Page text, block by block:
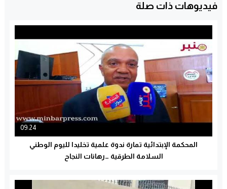
فيديوهات ذات صلة
09:24
المحكمة الإبتدائية تمارة ندوة علمية تخليدا لليوم الوطني
السلامة الطرقية …رهانات النجاح